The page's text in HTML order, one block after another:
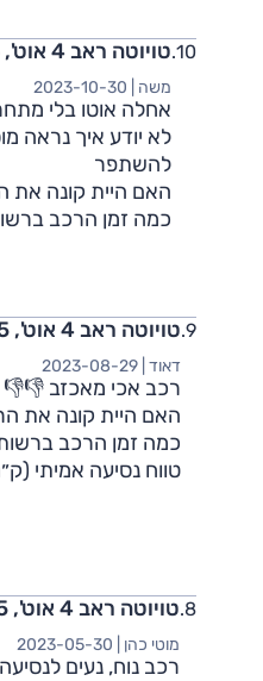
טויוטה ראב 4 אוט', 2.5 ל' פלאג אין הייבריד, E-Motion, 4x4 2023
מוטי כהן | 2023-05-30
רכב נוח, נעים
טויוטה ראב 4 אוט', 2.5 ל' פלאג אין הייבריד, E-Motion, 4x4 2023
דאוד | 2023-08-29
רכב אכי מאכזב 👎👎
האם היית קונה את
כמה זמן הרכב
טווח נסיעה אמיתי
טויוטה ראב 4 אוט', 2.5 ל' היברידי, E-Motion 2020
משה | 2023-10-30
לא יודע איך נראה
להשתפר
האם היית קונה את
כמה זמן הרכב